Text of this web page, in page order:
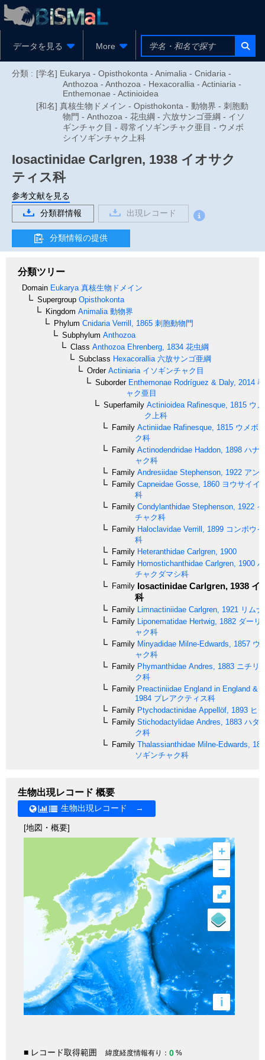
データを見る More
分類 : [学名] Eukarya - Opisthokonta - Animalia - Cnidaria -
Anthozoa - Anthozoa - Hexacorallia - Actiniaria -
Enthemonae - Actinioidea
[和名] 真核生物ドメイン - Opisthokonta - 動物界 - 刺胞動
物門 - Anthozoa - 花虫綱 - 六放サンゴ亜綱 - イソ
ギンチャク目 - 尋常イソギンチャク亜目 - ウメボ
シイソギンチャク上科
Iosactinidae Carlgren, 1938 イオサク
ティス科
参考文献を見る
分類群情報
出現レコード
分類情報の提供
分類ツリー
Domain Eukarya 真核生物ドメイン
Supergroup Opisthokonta
Kingdom Animalia 動物界
Phylum Cnidaria Verrill, 1865 刺胞動物門
Subphylum Anthozoa
Class Anthozoa Ehrenberg, 1834 花虫綱
Subclass Hexacorallia 六放サンゴ亜綱
OrderActiniaria イソギンチャク目
SuborderEnthemonae Rodríguez & Daly, 2014
ャク亜目
Superfamily Actinioidea Rafinesque, 1815 ウ
ク上科
Family Actiniidae Rafinesque, 1815 ウメボ
ク科
Family Actinodendridae Haddon, 1898 ハナ
ャク科
Family Andresiidae Stephenson, 1922 アン
Family Capneidae Gosse, 1860 ヨウサイイ
科
Family Condylanthidae Stephenson, 1922
チャク科
Family Haloclavidae Verrill, 1899 コンボウ
科
Family Heteranthidae Carlgren, 1900
Family Homostichanthidae Carlgren, 1900
チャクダマシ科
Family Iosactinidae Carlgren, 1938 イ
科
Family Limnactiniidae Carlgren, 1921 リム
Family Liponematidae Hertwig, 1882 ダーリ
ャク科
Family Minyadidae Milne-Edwards, 1857 ウ
ャク科
Family Phymanthidae Andres, 1883 ニチリ
ク科
Family Preactiniidae England in England &
1984 プレアクティス科
Family Ptychodactinidae Appellöf, 1893 ヒ
Family Stichodactylidae Andres, 1883 ハタ
ク科
Family Thalassianthidae Milne-Edwards,
ソギンチャク科
生物出現レコード 概要
生物出現レコード →
[地図・概要]
+
–
i
⤢
■ レコード取得範囲 緯度経度情報有り： 0 %